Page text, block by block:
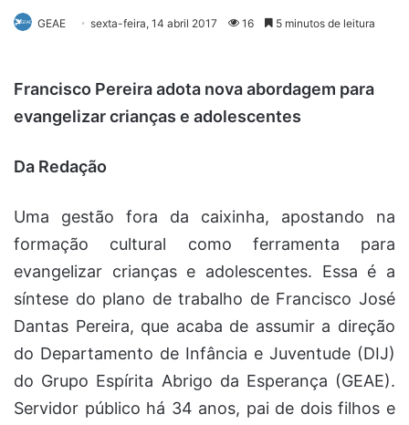
GEAE sexta-feira, 14 abril 2017 16 5 minutos de leitura
Francisco Pereira adota nova abordagem para
evangelizar crianças e adolescentes
Da Redação
Uma gestão fora da caixinha, apostando na
formação cultural como ferramenta para
evangelizar crianças e adolescentes. Essa é a
síntese do plano de trabalho de Francisco José
Dantas Pereira, que acaba de assumir a direção
do Departamento de Infância e Juventude (DIJ)
do Grupo Espírita Abrigo da Esperança (GEAE).
Servidor público há 34 anos, pai de dois filhos e